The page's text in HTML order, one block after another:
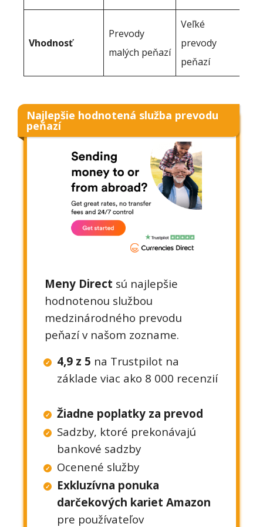
Vhodnosť
Prevody
malých peňazí
Veľké
prevody
peňazí
Najlepšie hodnotená služba prevodu
peňazí
Meny Direct sú najlepšie
hodnotenou službou
medzinárodného prevodu
peňazí v našom zozname.
4,9 z 5 na Trustpilot na
základe viac ako 8 000 recenzií
Žiadne poplatky za prevod
Sadzby, ktoré prekonávajú
bankové sadzby
Ocenené služby
Exkluzívna ponuka
darčekových kariet Amazon
pre používateľov